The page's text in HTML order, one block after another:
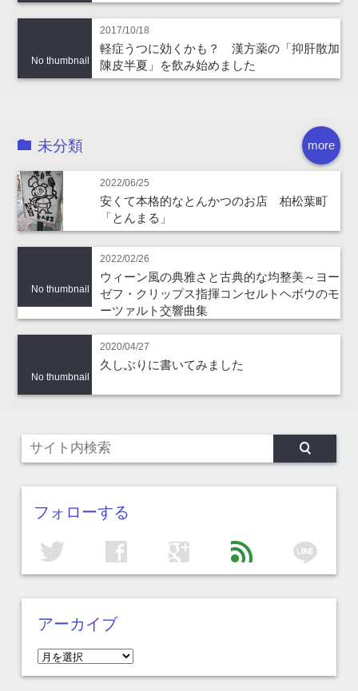
No thumbnail
2017/10/18
軽症うつに効くかも？ 漢方薬の「抑肝散加
陳皮半夏」を飲み始めました
more
未分類
2022/06/25
安くて本格的なとんかつのお店 柏松葉町
「とんまる」
No thumbnail
2022/02/26
ウィーン風の典雅さと古典的な均整美～ヨー
ゼフ・クリップス指揮コンセルトヘボウのモ
ーツァルト交響曲集
No thumbnail
2020/04/27
久しぶりに書いてみました
フォローする
twitter facebook google feed line
アーカイブ
ア
ー